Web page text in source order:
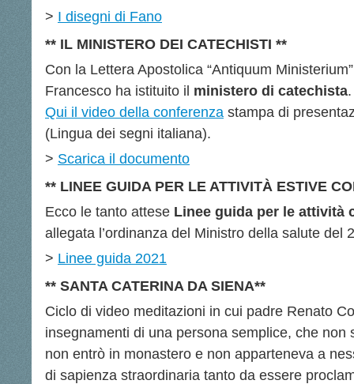
> I disegni di Fano
** IL MINISTERO DEI CATECHISTI **
Con la Lettera Apostolica “Antiquum
Francesco ha istituito il ministero di catechista.
Qui il video della conferenza stampa di
(Lingua dei segni italiana).
> Scarica il documento
** LINEE GUIDA PER LE ATTIVITÀ ESTIVE
Ecco le tanto attese Linee guida per le attività
allegata l’ordinanza del Ministro della salute del
> Linee guida 2021
** SANTA CATERINA DA SIENA**
Ciclo di video meditazioni in cui padre Renato
insegnamenti di una persona semplice, che non
non entrò in monastero e non apparteneva a
di sapienza straordinaria tanto da essere